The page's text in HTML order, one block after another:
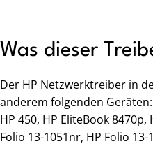
Was dieser
Der HP Netzwerktreiber in
anderem folgenden Geräten:
HP 450, HP EliteBook
Folio 13-1051nr, HP Folio